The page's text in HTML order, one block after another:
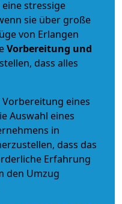
stressige
sie über große
von Erlangen
Vorbereitung und
dass alles
eines
Auswahl eines
in
dass das
Erfahrung
den Umzug